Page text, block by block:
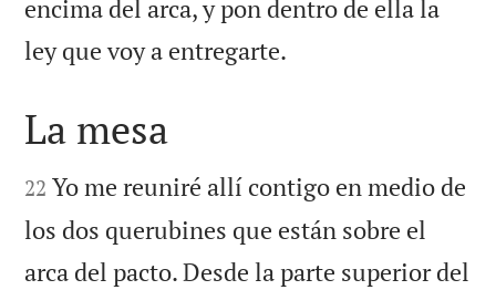
encima del arca, y pon dentro de ella la
ley que voy a entregarte.

La mesa

22 Yo me reuniré allí contigo en medio de
los dos querubines que están sobre el
arca del pacto. Desde la parte superior del